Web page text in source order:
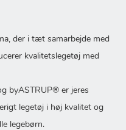
der i tæt samarbejde med
kvalitetslegetøj med
byASTRUP® er jeres
legetøj i høj kvalitet og
legebørn.